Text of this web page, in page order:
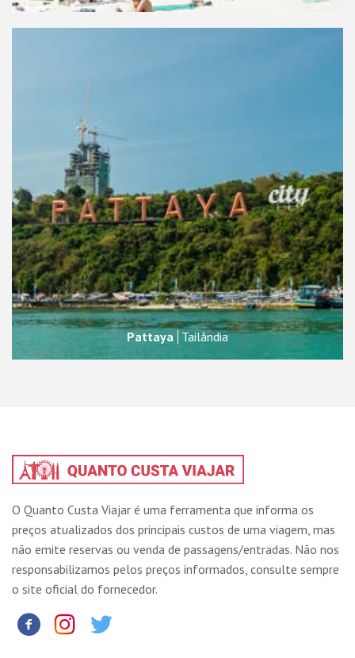
Pattaya Tailândia
O Quanto Custa Viajar é uma ferramenta que informa os
preços atualizados dos principais custos de uma viagem, mas
não emite reservas ou venda de passagens/entradas. Não nos
responsabilizamos pelos preços informados, consulte sempre
o site oficial do fornecedor.